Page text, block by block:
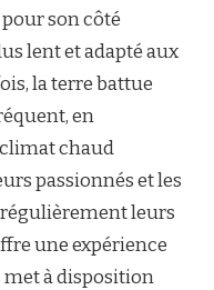
son côté
lent et adapté aux
la terre battue
en
chaud
passionnés et les
leurs
une expérience
met à disposition